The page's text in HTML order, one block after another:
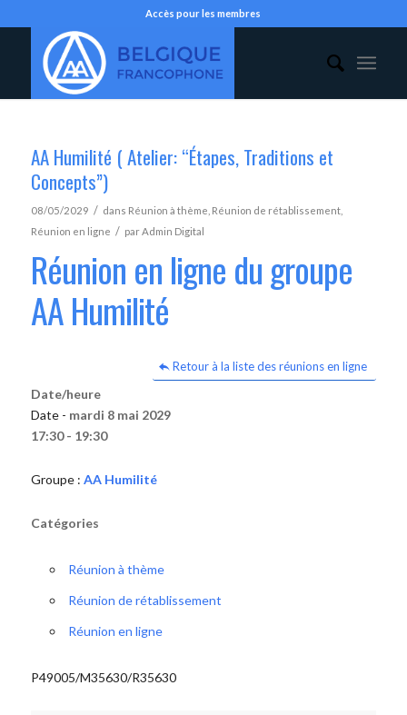
Accès pour les membres
AA Humilité ( Atelier: “Étapes, Traditions et
Concepts”)
08/05/2029 / dans Réunion à thème Réunion de rétablissement,
Réunion en ligne / parAdmin Digital
Réunion en ligne du groupe
AA Humilité
Retour à la liste des réunions en ligne
Date/heure
Date - mardi 8 mai 2029
17:30 - 19:30
Groupe : AA Humilité
Catégories
Réunion à thème
Réunion de rétablissement
Réunion en ligne
P49005/M35630/R35630